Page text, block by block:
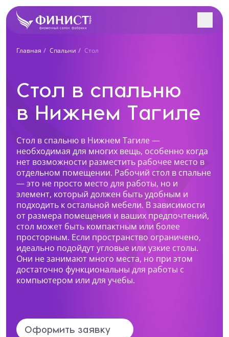
Главная Спальни Стол
Стол в спальню
в Нижнем Тагиле
Стол в спальню в Нижнем Тагиле —
необходимая для многих вещь, особенно когда
нет возможности разместить рабочее место в
отдельном помещении. Рабочий стол в спальне
— это не просто место для работы, но и
элемент, который должен быть удобным и
подходить к остальной мебели. В зависимости
от размера помещения и ваших предпочтений,
стол может быть компактным или более
просторным. Если пространство ограничено,
идеально подойдут угловые или узкие столы.
Они не занимают много места, но при этом
достаточно функциональны для работы с
компьютером или для учебы.
Оформить заявку
Все салоны
Нижний Тагил, Октябрьский проспект, 1
+7 (922) 223-48-83
Перейти
Нижний Тагил, пр. Ленина, 62
+7 (922) 202-28-40
Перейти
Нижний Тагил, ул. Космонавтов, 13а
+7 (969) 999-24-14
Перейти
Заполните форму, и наш
Учтем особенности вашего помещения и
интерьера. Разработаем индивидуальный проект
под вас. Рассчитаем стоимость в 3-х вариантах.
Как к Вам обращаться?
Телефон
Какая мебель вас интересует?